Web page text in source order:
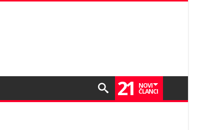
21 NOVI
ČLANCI